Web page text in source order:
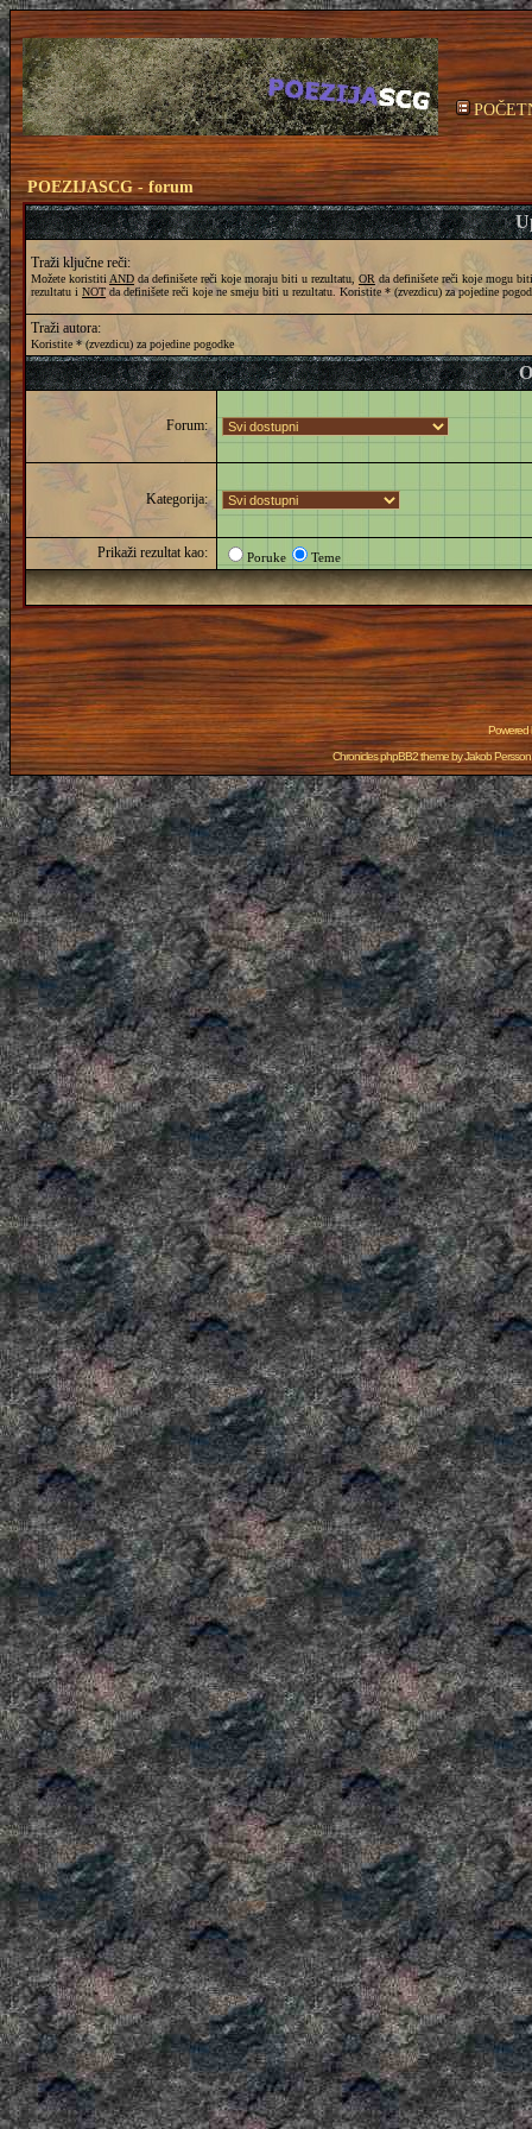
POEZIJASCG - forum
Traži ključne reči:
Možete koristiti AND da definišete reči koje moraju biti u rezultatu, OR da definišete reči koje mogu
rezultatu i NOTda definišete reči koje ne smeju biti u rezultatu. Koristite * (zvezdicu) za pojedine
Traži autora:
Koristite * (zvezdicu) za pojedine pogodke
Forum:
Kategorija:
Prikaži rezultat kao: Poruke Teme
Powered
Chronicles phpBB2 theme byJakob Persson